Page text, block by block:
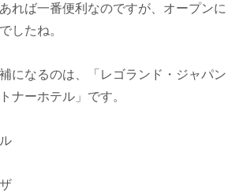
れば一番便利なのですが、オープンに
したね。
になるのは、「レゴランド・ジャパン
ナーホテル」です。